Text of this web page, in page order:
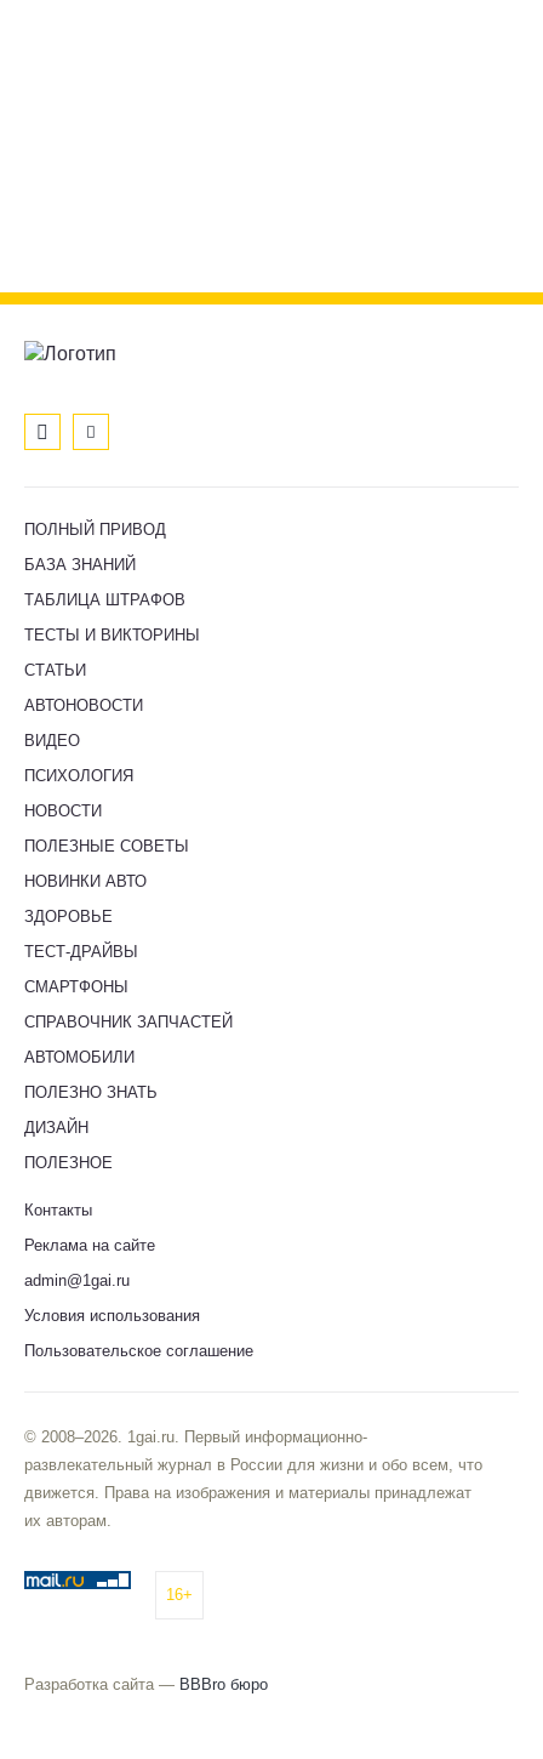
ПОЛНЫЙ ПРИВОД
БАЗА ЗНАНИЙ
ТАБЛИЦА ШТРАФОВ
ТЕСТЫ И ВИКТОРИНЫ
СТАТЬИ
АВТОНОВОСТИ
ВИДЕО
ПСИХОЛОГИЯ
НОВОСТИ
ПОЛЕЗНЫЕ СОВЕТЫ
НОВИНКИ АВТО
ЗДОРОВЬЕ
ТЕСТ-ДРАЙВЫ
СМАРТФОНЫ
СПРАВОЧНИК ЗАПЧАСТЕЙ
АВТОМОБИЛИ
ПОЛЕЗНО ЗНАТЬ
ДИЗАЙН
ПОЛЕЗНОЕ
Контакты
Реклама на сайте
admin@1gai.ru
Условия использования
Пользовательское соглашение
© 2008–2026. 1gai.ru. Первый информационно-
развлекательный журнал в России для жизни и обо всем, что
движется. Права на изображения и материалы принадлежат
их авторам.
16+
Разработка сайта — BBBro бюро